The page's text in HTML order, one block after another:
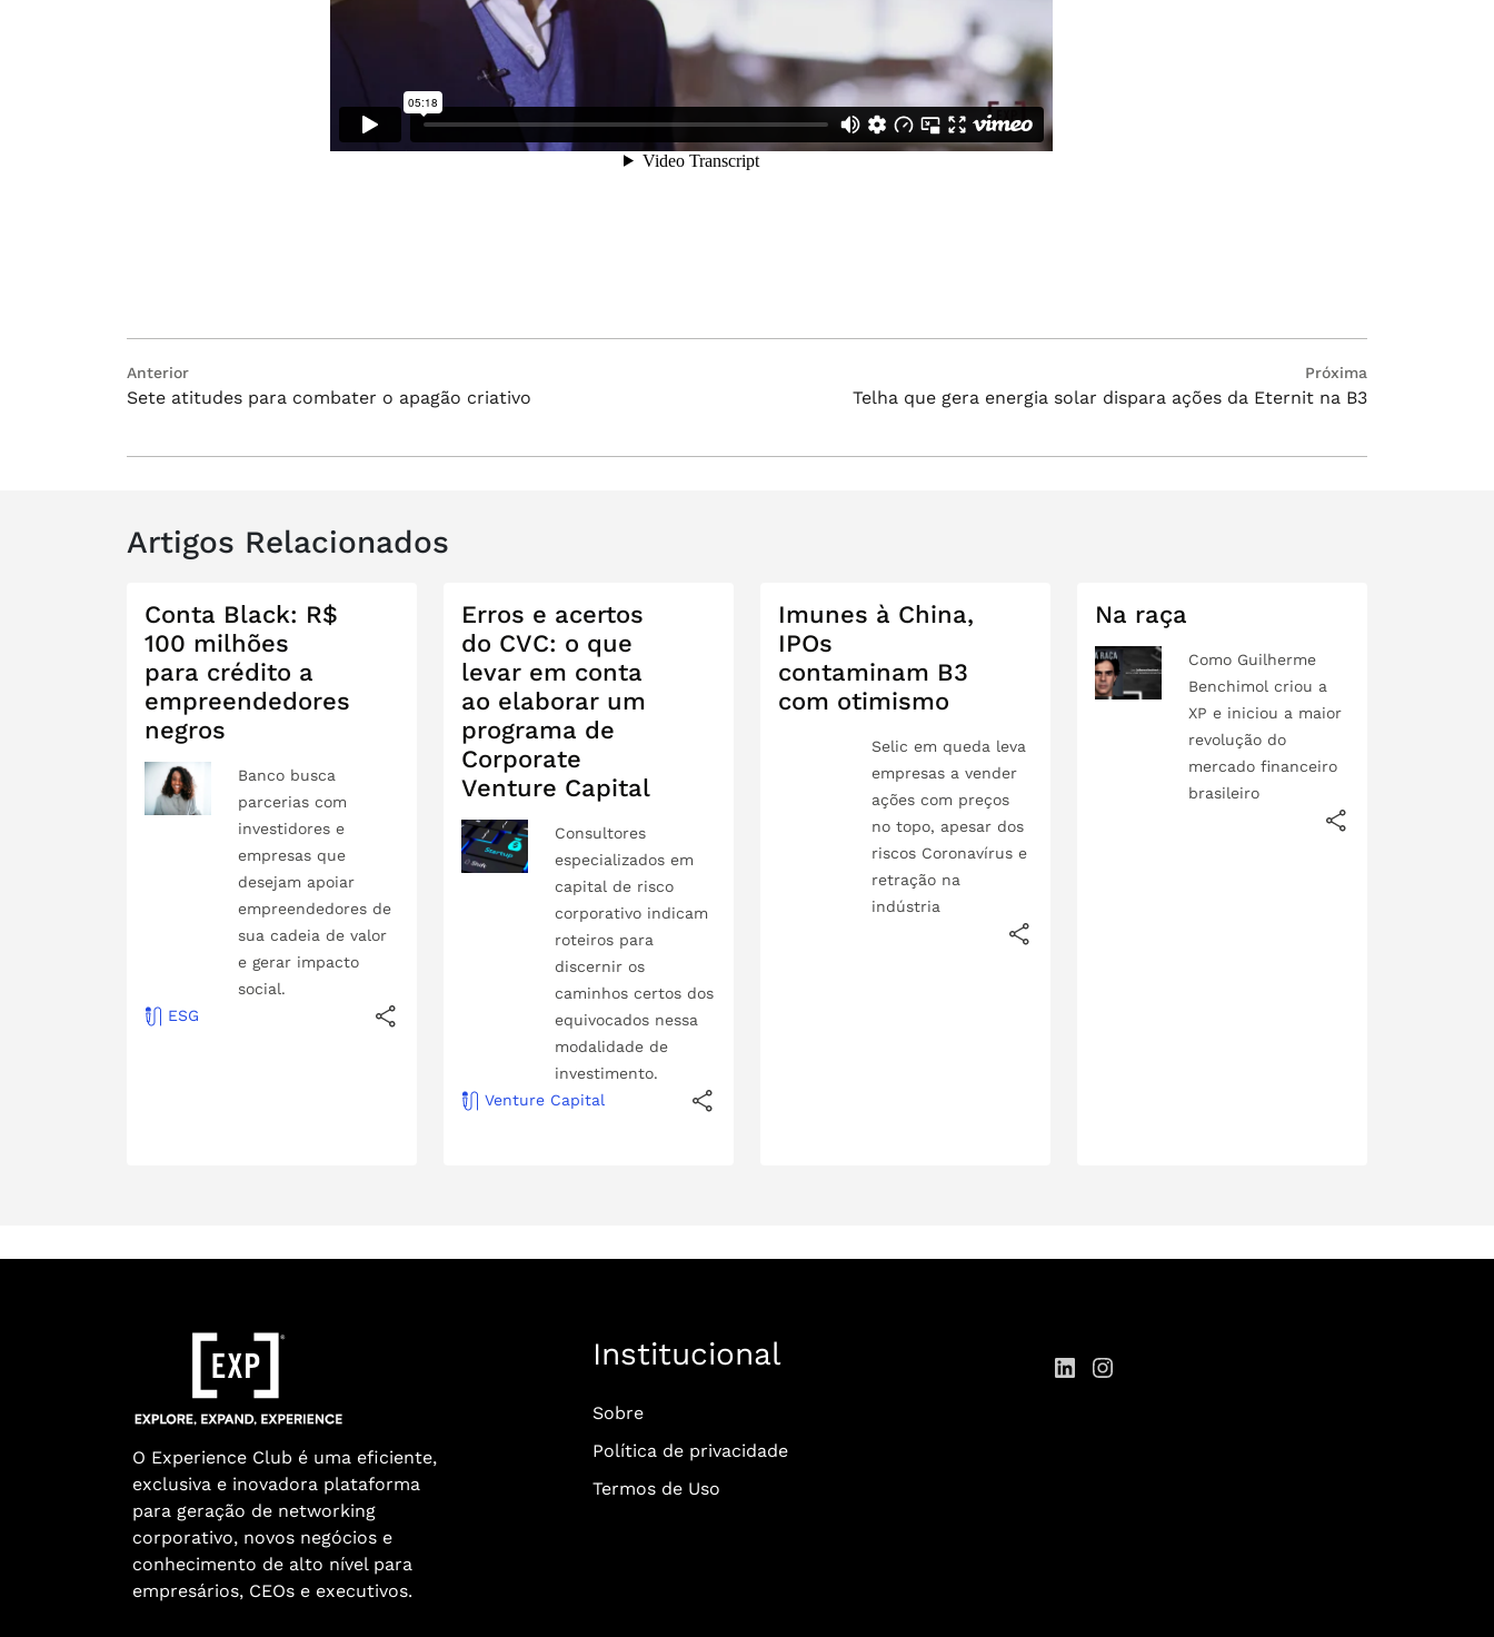
Navegação
Post
Anterior
Post
anterior:
Sete atitudes para combater o apagão criativo
Próxima
post:
Telha que gera energia solar dispara ações da Eternit na B3
Artigos Relacionados
Conta Black: R$
100 milhões
para crédito a
empreendedores
negros
Banco busca
parcerias com
investidores e
empresas que
desejam apoiar
empreendedores de
sua cadeia de valor
e gerar impacto
social.
ESG
Erros e acertos
do CVC: o que
levar em conta
ao elaborar um
programa de
Corporate
Venture Capital
Consultores
especializados em
capital de risco
corporativo indicam
roteiros para
discernir os
caminhos certos dos
equivocados nessa
modalidade de
investimento.
Venture Capital
Imunes à China,
IPOs
contaminam B3
com otimismo
Selic em queda leva
empresas a vender
ações com preços
no topo, apesar dos
riscos Coronavírus e
retração na
indústria
Na raça
Como Guilherme
Benchimol criou a
XP e iniciou a maior
revolução do
mercado financeiro
brasileiro
O Experience Club é uma eficiente,
exclusiva e inovadora plataforma
para geração de networking
corporativo, novos negócios e
conhecimento de alto nível para
empresários, CEOs e executivos.
Institucional
Sobre
Política de privacidade
Termos de Uso